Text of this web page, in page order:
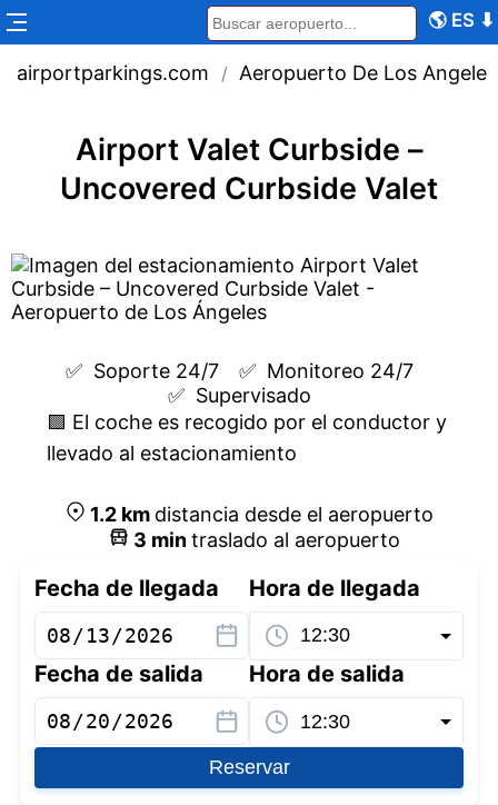
🌎 ES ⬇
airportparkings.com / Aeropuerto De Los Angeles
Airport Valet Curbside –
Uncovered Curbside Valet
✅ Soporte 24/7 ✅ Monitoreo 24/7
✅ Supervisado
🟩 El coche es recogido por el conductor y
llevado al estacionamiento
1.2km distancia desde el aeropuerto
3 mintraslado al aeropuerto
Fecha de llegada Hora de llegada
Fecha de salida Hora de salida
Reservar